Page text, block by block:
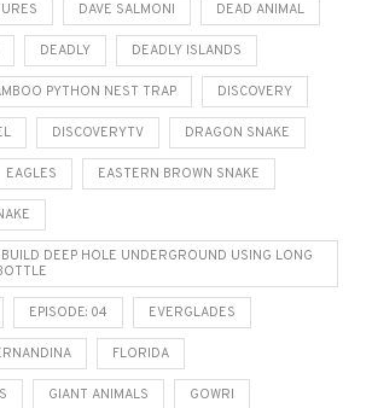
DAVE SALMONI DEAD ANIMAL
DEADLY DEADLY ISLANDS
PYTHON NEST TRAP DISCOVERY
DISCOVERYTV DRAGON SNAKE
EAGLES EASTERN BROWN SNAKE
DEEP HOLE UNDERGROUND USING LONG
EPISODE: 04 EVERGLADES
FLORIDA
GIANT ANIMALS GOWRI